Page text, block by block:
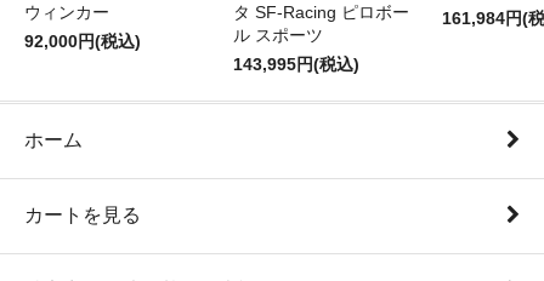
ウィンカー
92,000円(税込)
タ SF-Racing ピロボー
ル スポーツ
143,995円(税込)
161,984円(
ホーム
カートを見る